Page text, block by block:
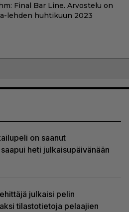
Final Bar Line. Arvostelu on
lehden huhtikuun 2023
on saanut
heti julkaisupäivänään
julkaisi pelin
tilastotietoja pelaajien